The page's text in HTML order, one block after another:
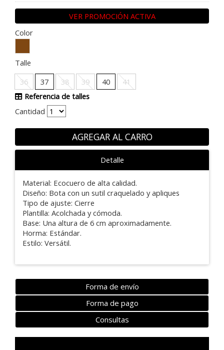
VER PROMOCIÓN ACTIVA
Color
Talle
36
37 38 39 40
41
Referencia de talles
Cantidad
AGREGAR AL CARRO
Detalle
Material: Ecocuero de alta calidad.
Diseño: Bota con un sutil craquelado y apliques
Tipo de ajuste: Cierre
Plantilla: Acolchada y cómoda.
Base: Una altura de 6 cm aproximadamente.
Horma: Estándar.
Estilo: Versátil.
Forma de envío
Forma de pago
Consultas